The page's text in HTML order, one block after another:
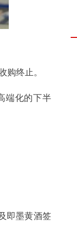
购终止。
端化的下半
即墨黄酒签